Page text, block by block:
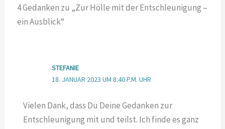
4 Gedanken zu „Zur Hölle mit der Entschleunigung –
ein Ausblick“
STEFANIE
18. JANUAR 2023 UM 8:40 P.M. UHR
Vielen Dank, dass Du Deine Gedanken zur
Entschleunigung mit und teilst. Ich finde es ganz